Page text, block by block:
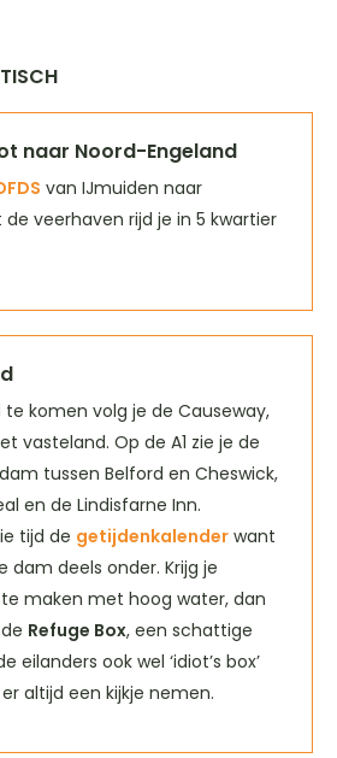
naar Noord-Engeland
van IJmuiden naar
de veerhaven rijd je in 5 kwartier
komen volg je de Causeway,
vasteland. Op de A1 zie je de
tussen Belford en Cheswick,
en de Lindisfarne Inn.
tijd de getijdenkalender want
dam deels onder. Krijg je
maken met hoog water, dan
Refuge Box, een schattige
eilanders ook wel ‘idiot’s box’
altijd een kijkje nemen.